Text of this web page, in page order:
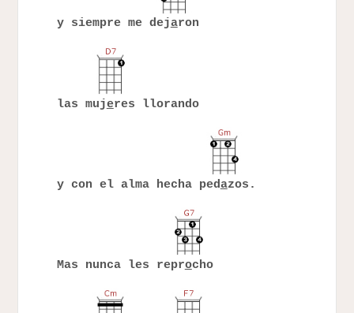
y siempre me dejaron
las mujeres llorando
y con el alma hecha pedazos.
Mas nunca les reprocho